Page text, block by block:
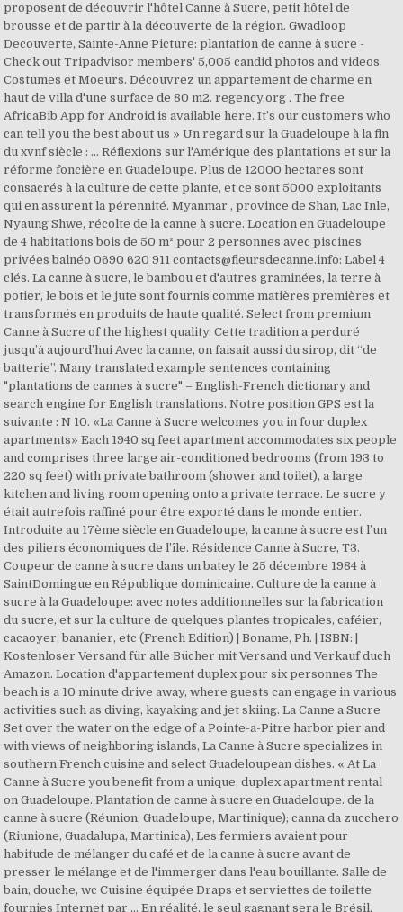
proposent de découvrir l'hôtel Canne à Sucre, petit hôtel de
brousse et de partir à la découverte de la région. Gwadloop
Decouverte, Sainte-Anne Picture: plantation de canne à sucre -
Check out Tripadvisor members' 5,005 candid photos and videos.
Costumes et Moeurs. Découvrez un appartement de charme en
haut de villa d'une surface de 80 m2. regency.org . The free
AfricaBib App for Android is available here. It’s our customers who
can tell you the best about us » Un regard sur la Guadeloupe à la fin
du xvnf siècle : ... Réflexions sur l'Amérique des plantations et sur la
réforme foncière en Guadeloupe. Plus de 12000 hectares sont
consacrés à la culture de cette plante, et ce sont 5000 exploitants
qui en assurent la pérennité. Myanmar , province de Shan, Lac Inle,
Nyaung Shwe, récolte de la canne à sucre. Location en Guadeloupe
de 4 habitations bois de 50 m² pour 2 personnes avec piscines
privées balnéo 0690 620 911 contacts@fleursdecanne.info: Label 4
clés. La canne à sucre, le bambou et d'autres graminées, la terre à
potier, le bois et le jute sont fournis comme matières premières et
transformés en produits de haute qualité. Select from premium
Canne à Sucre of the highest quality. Cette tradition a perduré
jusqu’à aujourd’hui Avec la canne, on faisait aussi du sirop, dit “de
batterie”. Many translated example sentences containing
"plantations de cannes à sucre" – English-French dictionary and
search engine for English translations. Notre position GPS est la
suivante : N 10. «La Canne à Sucre welcomes you in four duplex
apartments» Each 1940 sq feet apartment accommodates six people
and comprises three large air-conditioned bedrooms (from 193 to
220 sq feet) with private bathroom (shower and toilet), a large
kitchen and living room opening onto a private terrace. Le sucre y
était autrefois raffiné pour être exporté dans le monde entier.
Introduite au 17ème siècle en Guadeloupe, la canne à sucre est l’un
des piliers économiques de l’île. Résidence Canne à Sucre, T3.
Coupeur de canne à sucre dans un batey le 25 décembre 1984 à
SaintDomingue en République dominicaine. Culture de la canne à
sucre à la Guadeloupe: avec notes additionnelles sur la fabrication
du sucre, et sur la culture de quelques plantes tropicales, caféier,
cacaoyer, bananier, etc (French Edition) | Boname, Ph. | ISBN: |
Kostenloser Versand für alle Bücher mit Versand und Verkauf duch
Amazon. Location d'appartement duplex pour six personnes The
beach is a 10 minute drive away, where guests can engage in various
activities such as diving, kayaking and jet skiing. La Canne a Sucre
Set over the water on the edge of a Pointe-a-Pitre harbor pier and
with views of neighboring islands, La Canne à Sucre specializes in
southern French cuisine and select Guadeloupean dishes. « At La
Canne à Sucre you benefit from a unique, duplex apartment rental
on Guadeloupe. Plantation de canne à sucre en Guadeloupe. de la
canne à sucre (Réunion, Guadeloupe, Martinique); canna da zucchero
(Riunione, Guadalupa, Martinica), Les fermiers avaient pour
habitude de mélanger du café et de la canne à sucre avant de
presser le mélange et de l'immerger dans l'eau bouillante. Salle de
bain, douche, wc Cuisine équipée Draps et serviettes de toilette
fournies Internet par … En réalité, le seul gagnant sera le Brésil,